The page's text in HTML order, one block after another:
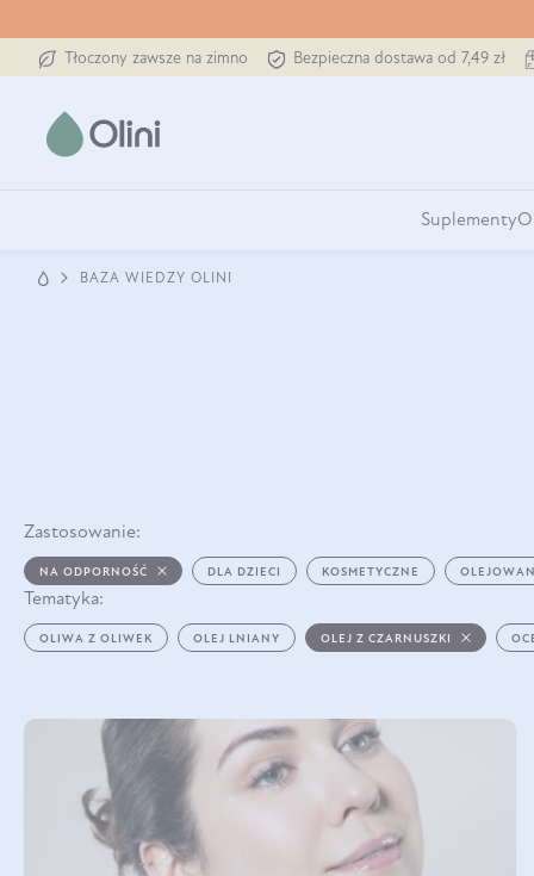
Tłoczony zawsze na zimno Bezpieczna dostawa od 7,49 zł
Suplementy
BAZA WIEDZY OLINI
Zastosowanie:
NA ODPORNOŚĆ DLA DZIECI KOSMETYCZNE
Tematyka:
OLIWA Z OLIWEK OLEJ LNIANY OLEJ Z CZARNUSZKI